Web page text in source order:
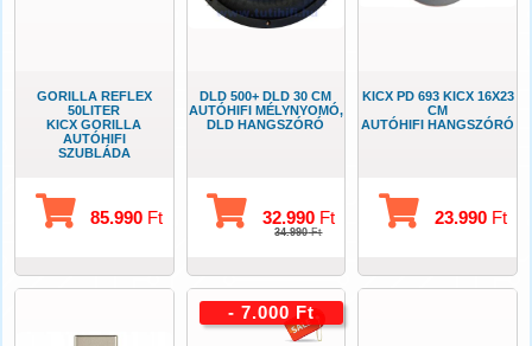
GORILLA REFLEX
50LITER
KICX GORILLA
AUTÓHIFI
SZUBLÁDA
85.990 Ft
DLD 500+ DLD 30 CM
AUTÓHIFI MÉLYNYOMÓ,
DLD HANGSZÓRÓ
32.990Ft
34.990Ft
KICX PD 693 KICX 16X23
CM
AUTÓHIFI HANGSZÓRÓ
23.990Ft
- 7.000 Ft